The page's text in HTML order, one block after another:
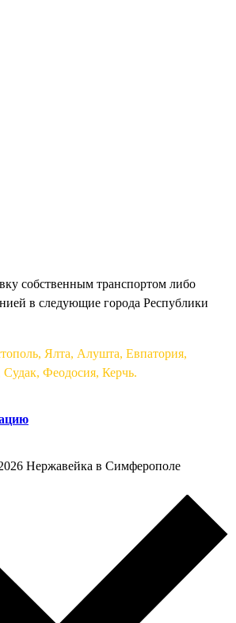
собственным транспортом либо
в следующие города Республики
Ялта, Алушта, Евпатория,
Феодосия, Керчь.
Нержавейка в Симферополе